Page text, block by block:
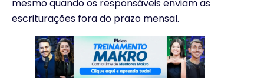
mesmo quando os responsáveis enviam as
escriturações fora do prazo mensal.